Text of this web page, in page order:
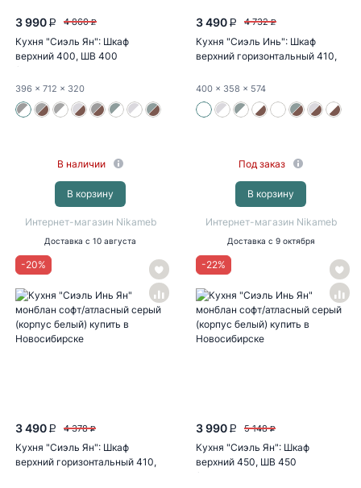
3 990 P 4 860 P
Кухня "Сиэль Ян": Шкаф
верхний 400, ШВ 400
(монблан...
396 x 712 x 320
В наличии
В корзину
Интернет-магазин Nikameb
Доставка с 10 августа
3 490 P 4 732 P
Кухня "Сиэль Инь": Шкаф
верхний горизонтальный 410,
400 x 358 x 574
Под заказ
В корзину
Интернет-магазин Nikameb
Доставка с 9 октября
-20%
3 490 P 4 378 P
Кухня "Сиэль Ян": Шкаф
верхний горизонтальный 410,
-22%
3 990 P 5 148 P
Кухня "Сиэль Ян": Шкаф
верхний 450, ШВ 450
(монблан...